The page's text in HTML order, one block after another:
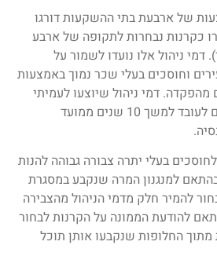
של ארבעת בתי ההשקעות דורגו
כקרנות נבחרות לתקופה של ארבע
1 בנובמבר). דמי ניהול אלו נועדו לשמור על
וחוסכים בעלי שכר נמוך באמצעות
מהפקדה. דמי ניהול שיוצעו לעמיתי
הקרנות הנבחרות מובטחים לעובד למשך 10 שנים ממועד
בעלי יתרה צבורה גבוהה להנות
למנגנון המרה שנקבע במסגרת
להמיר חלק מדמי הניהול מהצבירה
להודעת הממונה על הקרנות לבחור
החלופות שנקבעו אותן תוכל